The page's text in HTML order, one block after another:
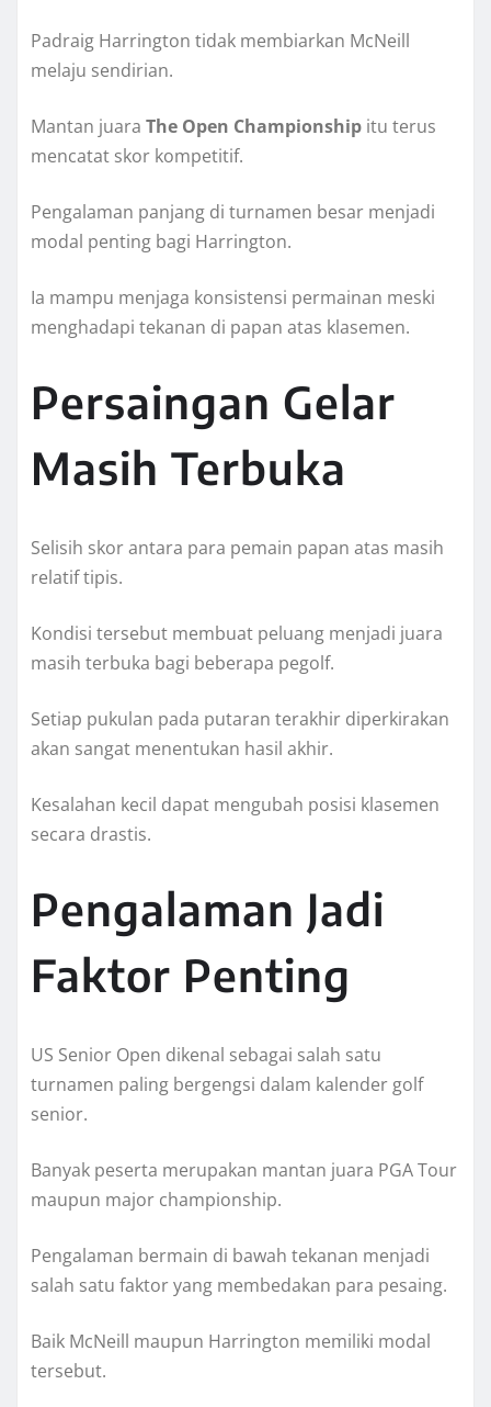
Padraig Harrington tidak membiarkan McNeill
melaju sendirian.
Mantan juara The Open Championship itu terus
mencatat skor kompetitif.
Pengalaman panjang di turnamen besar menjadi
modal penting bagi Harrington.
Ia mampu menjaga konsistensi permainan meski
menghadapi tekanan di papan atas klasemen.
Persaingan Gelar
Masih Terbuka
Selisih skor antara para pemain papan atas masih
relatif tipis.
Kondisi tersebut membuat peluang menjadi juara
masih terbuka bagi beberapa pegolf.
Setiap pukulan pada putaran terakhir diperkirakan
akan sangat menentukan hasil akhir.
Kesalahan kecil dapat mengubah posisi klasemen
secara drastis.
Pengalaman Jadi
Faktor Penting
US Senior Open dikenal sebagai salah satu
turnamen paling bergengsi dalam kalender golf
senior.
Banyak peserta merupakan mantan juara PGA Tour
maupun major championship.
Pengalaman bermain di bawah tekanan menjadi
salah satu faktor yang membedakan para pesaing.
Baik McNeill maupun Harrington memiliki modal
tersebut.